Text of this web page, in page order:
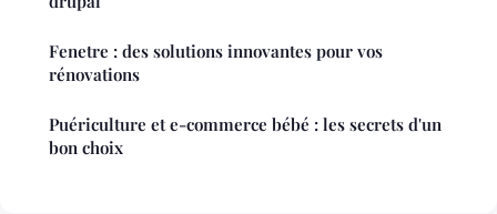
Fenetre : des solutions innovantes pour vos
rénovations
Puériculture et e-commerce bébé : les secrets d'un
bon choix